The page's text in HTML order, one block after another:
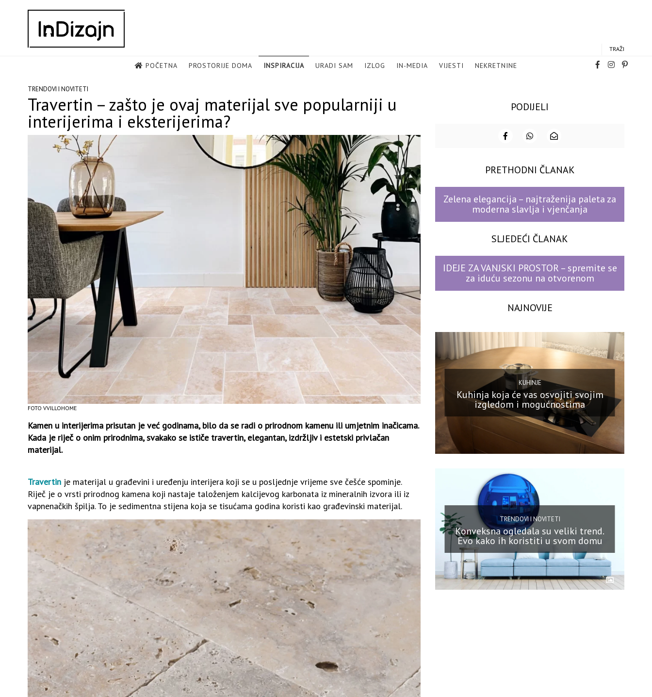
TRAŽI
POČETNA PROSTORIJE DOMA INSPIRACIJA URADI SAM IZLOG IN-MEDIA VIJESTI NEKRETNINE
TRENDOVI I NOVITETI
Travertin – zašto je ovaj materijal sve popularniji u
interijerima i eksterijerima?
FOTO VVILLOHOME
Kamen u interijerima prisutan je već godinama, bilo da se radi o prirodnom kamenu ili umjetnim inačicama.
Kada je riječ o onim prirodnima, svakako se ističe travertin, elegantan, izdržljiv i estetski privlačan
materijal.
Travertin je materijal u građevini i uređenju interijera koji se u posljednje vrijeme sve češće spominje.
Riječ je o vrsti prirodnog kamena koji nastaje taloženjem kalcijevog karbonata iz mineralnih izvora ili iz
vapnenačkih špilja. To je sedimentna stijena koja se tisućama godina koristi kao građevinski materijal.
PODIJELI
PRETHODNI ČLANAK
Zelena elegancija – najtraženija paleta za
moderna slavlja i vjenčanja
SLJEDEĆI ČLANAK
IDEJE ZA VANJSKI PROSTOR – spremite se
za iduću sezonu na otvorenom
NAJNOVIJE
KUHINJE
Kuhinja koja će vas osvojiti svojim
izgledom i mogućnostima
TRENDOVI I NOVITETI
Konveksna ogledala su veliki trend.
Evo kako ih koristiti u svom domu